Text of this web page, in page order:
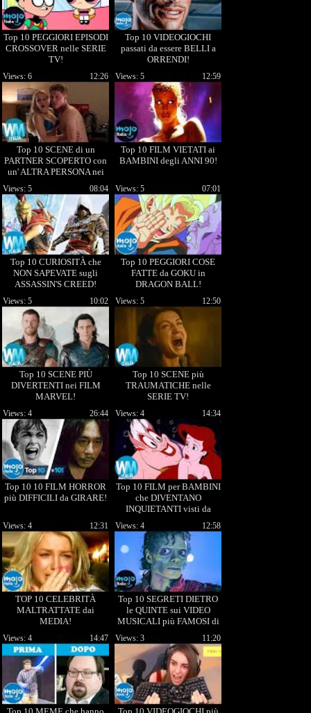
Top 10 PEGGIORI EPISODI
CROSSOVER nelle SERIE
TV!
Top 10 VIDEOGIOCHI
passati da essere BELLI a
ORRENDI!
Top 10 SCENE di un
PARTNER SCOPERTO con
un' ALTRA PERSONA nei
12:26
Views: 6
Top 10 FILM VIETATI ai
BAMBINI degli ANNI 90!
12:59
Views: 5
Top 10 CURIOSITÀ che
NON SAPEVATE sugli
ASSASSIN'S CREED!
08:04
Views: 5
Top 10 PEGGIORI COSE
FATTE da GOKU in
DRAGON BALL!
07:01
Views: 5
Top 10 SCENE PIÙ
DIVERTENTI nei FILM
MARVEL!
10:02
Views: 5
Top 10 SCENE più
TRAUMATICHE nelle
SERIE TV!
12:50
Views: 5
Top 10 10 FILM HORROR
più DIFFICILI da GIRARE!
26:44
Views: 4
Top 10 FILM per BAMBINI
che DIVENTANO
INQUIETANTI visti da
14:34
Views: 4
TOP 10 CELEBRITÀ
MALTRATTATE dai
MEDIA!
12:31
Views: 4
Top 10 SEGRETI DIETRO
le QUINTE sui VIDEO
MUSICALI più FAMOSI di
12:58
Views: 4
14:47
Views: 4 11:20
Views: 3